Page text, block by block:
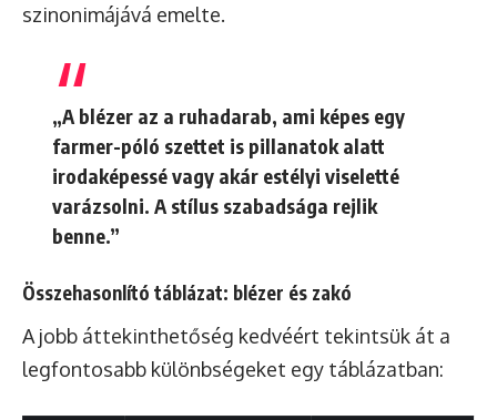
szinonimájává emelte.
„A blézer az a ruhadarab, ami képes egy
farmer-póló szettet is pillanatok alatt
irodaképessé vagy akár estélyi viseletté
varázsolni. A stílus szabadsága rejlik
benne.”
Összehasonlító táblázat: blézer és zakó
A jobb áttekinthetőség kedvéért tekintsük át a
legfontosabb különbségeket egy táblázatban: